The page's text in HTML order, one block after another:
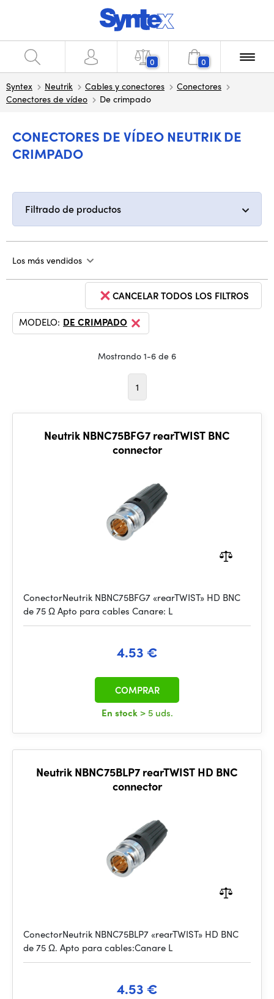
0 0
Syntex Neutrik Cables y conectores
Conectores
Conectores de vídeo
De crimpado
CONECTORES DE VÍDEO NEUTRIK DE
CRIMPADO
Filtrado de productos
Los más vendidos
CANCELAR TODOS LOS FILTROS
MODELO: DE CRIMPADO
Mostrando 1-6 de 6
1
Neutrik NBNC75BFG7 rearTWIST BNC
connector
ConectorNeutrik NBNC75BFG7 «rearTWIST» HD BNC
de 75 Ω Apto para cables Canare: L
4.53 €
En stock > 5 uds.
COMPRAR
Neutrik NBNC75BLP7 rearTWIST HD BNC
connector
ConectorNeutrik NBNC75BLP7 «rearTWIST» HD BNC
de 75 Ω. Apto para cables:Canare L
4.53 €